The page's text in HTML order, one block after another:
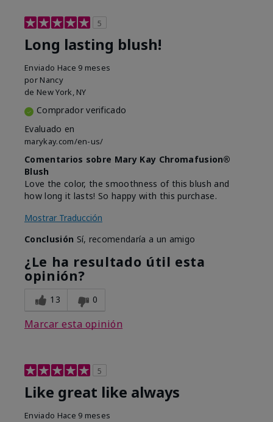
5
Long lasting blush!
Enviado Hace 9 meses
por Nancy
de New York, NY
Comprador verificado
Evaluado en
marykay.com/en-us/
Comentarios sobre Mary Kay Chromafusion®
Blush
Love the color, the smoothness of this blush and
how long it lasts! So happy with this purchase.
Mostrar Traducción
Conclusión Sí, recomendaría a un amigo
¿Le ha resultado útil esta
opinión?
13 0
Marcar esta opinión
5
Like great like always
Enviado Hace 9 meses